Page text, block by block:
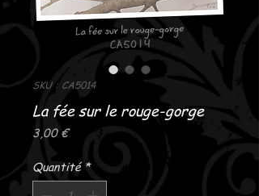
SKU : CA5014
La fée sur le rouge-gorge
3,00 €Prix
Quantité *